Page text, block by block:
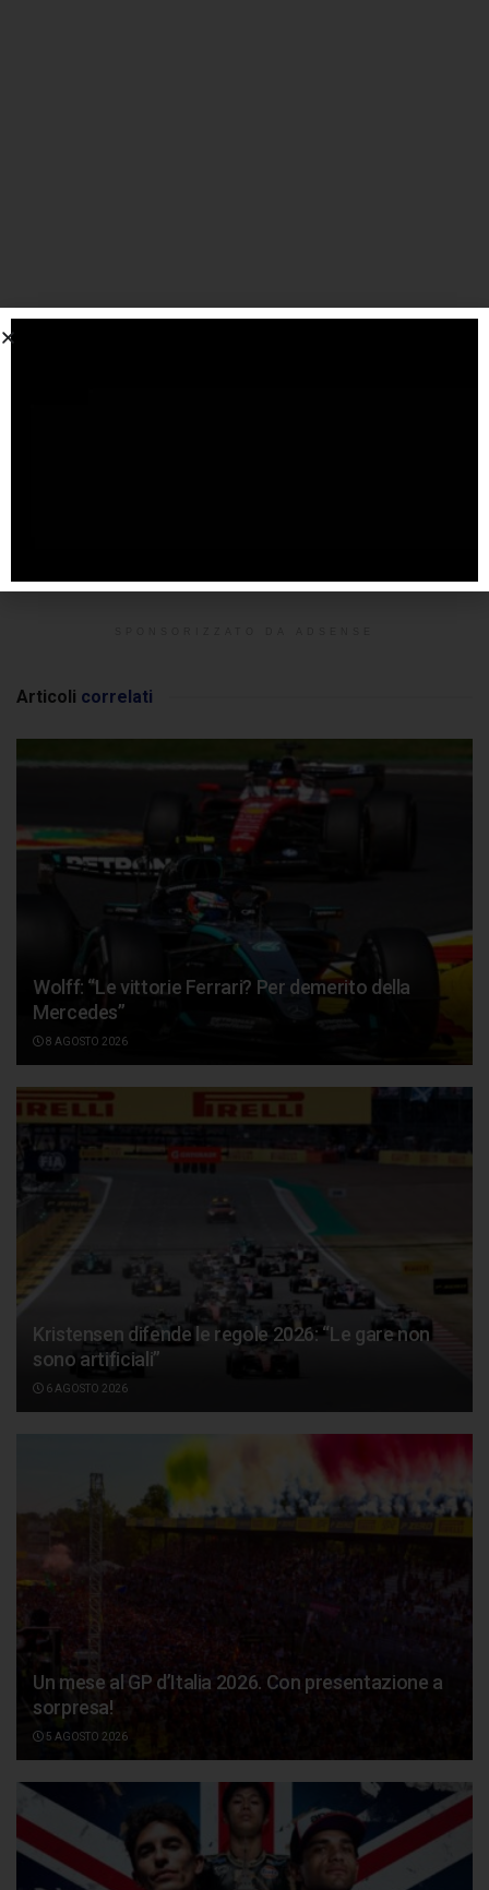
Articoli correlati
Wolff: “Le vittorie Ferrari? Per demerito della
Mercedes”
8 AGOSTO 2026
Kristensen difende le regole 2026: “Le gare non
sono artificiali”
6 AGOSTO 2026
Un mese al GP d’Italia 2026. Con presentazione a
sorpresa!
5 AGOSTO 2026